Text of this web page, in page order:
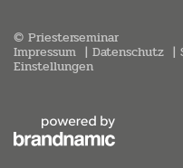
© Priesterseminar
Impressum Datenschutz
Einstellungen